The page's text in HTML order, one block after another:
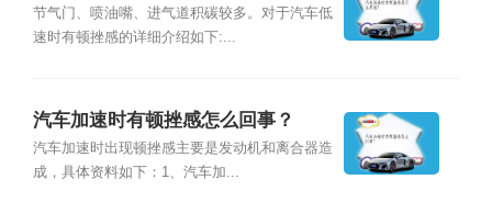
节气门、喷油嘴、进气道积碳较多。对于汽车低
速时有顿挫感的详细介绍如下:...
汽车加速时有顿挫感怎么回事？
汽车加速时出现顿挫感主要是发动机和离合器造
成，具体资料如下：1、汽车加...